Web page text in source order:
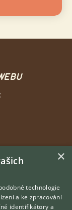
×
technologie
a ke zpracování
identifikátory a